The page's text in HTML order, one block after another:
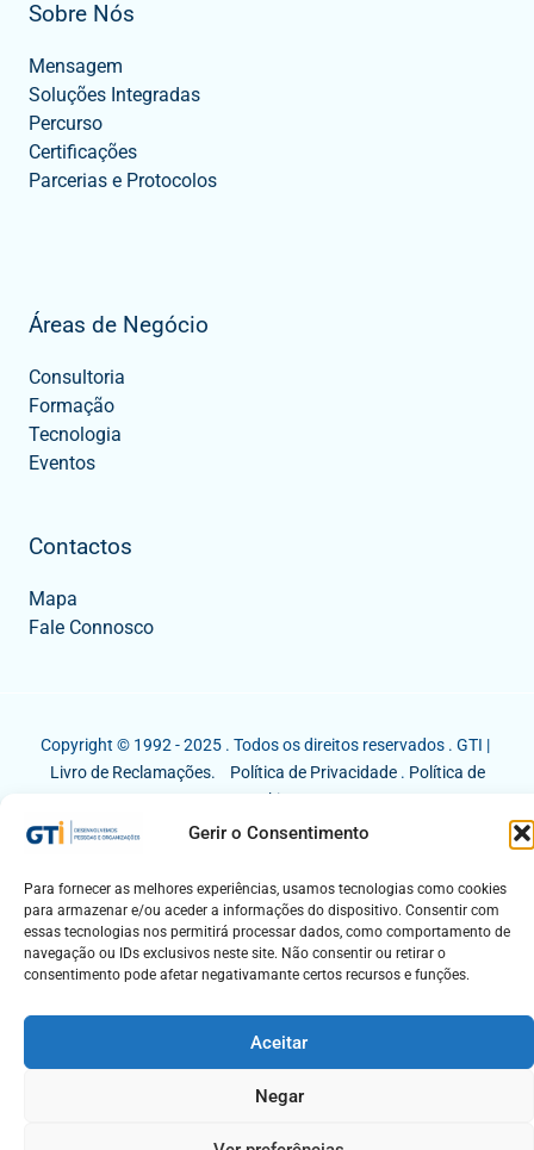
Gerir o Consentimento
Para fornecer as melhores experiências, usamos tecnologias como cookies
para armazenar e/ou aceder a informações do dispositivo. Consentir com
essas tecnologias nos permitirá processar dados, como comportamento de
navegação ou IDs exclusivos neste site. Não consentir ou retirar o
consentimento pode afetar negativamante certos recursos e funções.
Aceitar
Negar
Sobre Nós
Mensagem
Soluções Integradas
Percurso
Certificações
Parcerias e Protocolos
Áreas de Negócio
Consultoria
Formação
Tecnologia
Eventos
Contactos
Mapa
Fale Connosco
Copyright © 1992 - 2025 . Todos os direitos reservados . GTI |
Livro de Reclamações.
Política de Privacidade. Política de
Cookies